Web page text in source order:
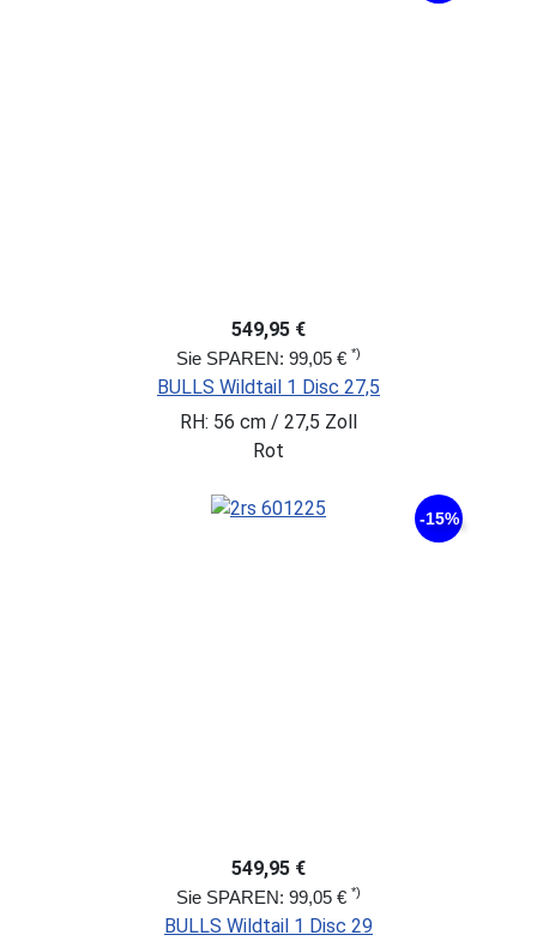
549,95 €
Sie SPAREN: 99,05 € *)
BULLS Wildtail 1 Disc 27,5
RH: 56 cm / 27,5 Zoll
Rot
-15%
549,95 €
Sie SPAREN: 99,05 € *)
BULLS Wildtail 1 Disc 29